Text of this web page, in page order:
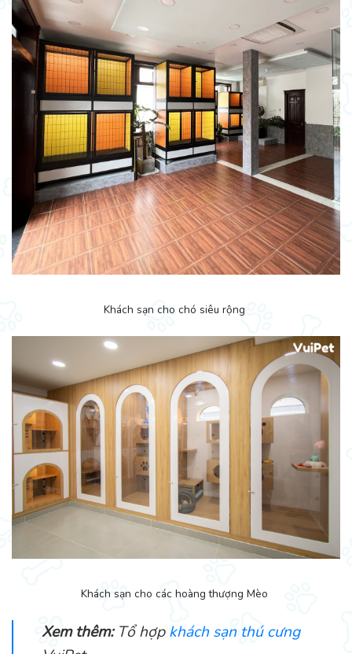
Khách sạn cho chó siêu rộng
Khách sạn cho các hoàng thượng Mèo
Xem thêm:Tổ hợpkhách sạn thú cưng